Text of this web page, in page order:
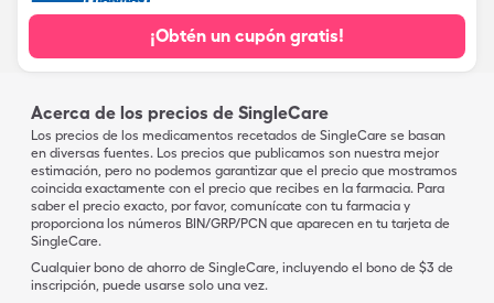
¡Obtén un cupón gratis!
Acerca de los precios de SingleCare
Los precios de los medicamentos recetados de SingleCare se basan
en diversas fuentes. Los precios que publicamos son nuestra mejor
estimación, pero no podemos garantizar que el precio que mostramos
coincida exactamente con el precio que recibes en la farmacia. Para
saber el precio exacto, por favor, comunícate con tu farmacia y
proporciona los números BIN/GRP/PCN que aparecen en tu tarjeta de
SingleCare.
Cualquier bono de ahorro de SingleCare, incluyendo el bono de $3 de
inscripción, puede usarse solo una vez.